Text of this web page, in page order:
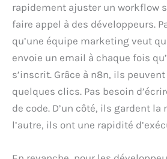
rapidement ajuster un workflow
faire appel à des développeurs.
qu’une équipe marketing veut
envoie un email à chaque fois
s’inscrit. Grâce à n8n, ils
quelques clics. Pas besoin
de code. D’un côté, ils gardent la
l’autre, ils ont une rapidité